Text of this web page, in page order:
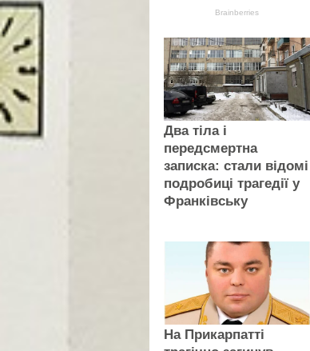
Brainberries
Два тіла і
передсмертна
записка: стали відомі
подробиці трагедії у
Франківську
На Прикарпатті